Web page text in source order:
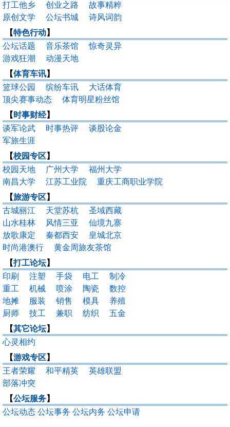
打工他乡
创业之路
故事精粹
原创文学
公坛书城
诗风词韵
【特色行动】
公坛话题
音乐茶馆
惊奇灵异
游戏狂潮
动漫天地
【体育车讯】
篮球公园
缤纷车讯
大话体育
顶尖赛事动态
体育明星粉丝馆
【 时事财经】
谈军论武
时事热评
谈股论金
军旅生涯
【校园专区】
校园天地
广州大学
福州大学
南昌大学
江苏工业院
重庆工商职业学院
【旅游专区】
古城丽江
天堂苏杭
圣域西藏
山水桂林
风情三亚
仙境九寨
放歌康定
秦都西安
皇城北京
时尚港澳行
黄金周旅友茶馆
【打工论坛】
印刷
注塑 手袋 电工
制冷
重工
机械 喷涂 陶瓷
数控
地摊
服装 销售 模具
养殖
厨师
技工 兼职 纺织
五金
【其它论坛】
心灵相约
【游戏专区】
王者荣耀
和平精英
英雄联盟
部落冲突
【公坛服务】
公坛动态 公坛事务 公坛内务 公坛申请